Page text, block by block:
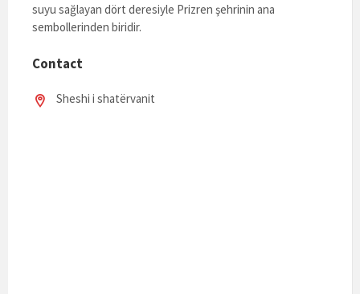
suyu sağlayan dört deresiyle Prizren şehrinin ana
sembollerinden biridir.
Contact
Sheshi i shatërvanit